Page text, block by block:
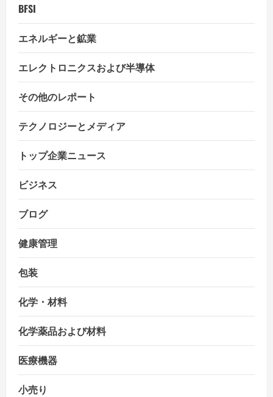
o
n
BFSI
エネルギーと鉱業
エレクトロニクスおよび半導体
その他のレポート
テクノロジーとメディア
トップ企業ニュース
ビジネス
ブログ
健康管理
包装
化学・材料
化学薬品および材料
医療機器
小売り